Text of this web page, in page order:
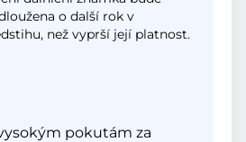
o další rok v
než vyprší její platnost.
pokutám za